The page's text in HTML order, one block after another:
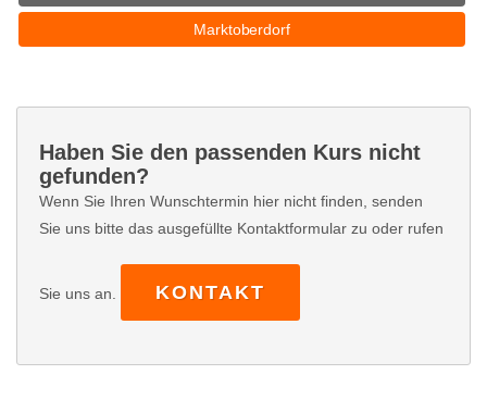
Marktoberdorf
Haben Sie den passenden Kurs nicht
gefunden?
Wenn Sie Ihren Wunschtermin hier nicht finden, senden
Sie uns bitte das ausgefüllte Kontaktformular zu oder rufen
Sie uns an. KONTAKT